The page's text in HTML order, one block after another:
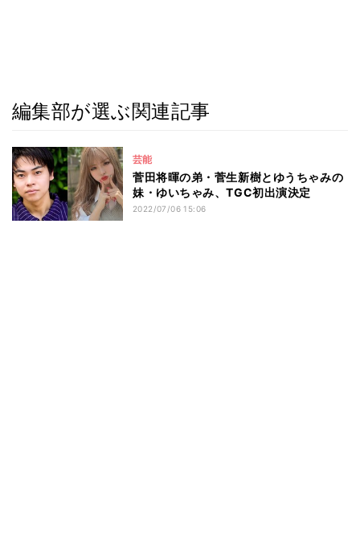
編集部が選ぶ関連記事
芸能
菅田将暉の弟・菅生新樹とゆうちゃみの
妹・ゆいちゃみ、TGC初出演決定
2022/07/06 15:06